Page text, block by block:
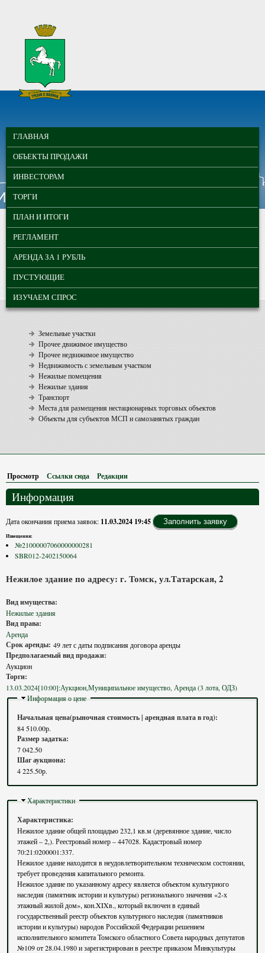
МУНИЦИПАЛЬНЫЕ
ТОРГИ ГОРОДА
ТОМСКА
ГЛАВНОЕ МЕНЮ
ГЛАВНАЯ
ОБЪЕКТЫ ПРОДАЖИ
ИНВЕСТОРАМ
ТОРГИ
ПЛАН И ИТОГИ
РЕГЛАМЕНТ
АРЕНДА ЗА 1 РУБЛЬ
ПУСТУЮЩИЕ
ИЗУЧАЕМ СПРОС
Земельные участки
Прочее движимое имущество
Прочее недвижимое имущество
Недвижимость с земельным участком
Нежилые помещения
Нежилые здания
Транспорт
Места для размещения нестационарных торговых объектов
Объекты для субъектов МСП и самозанятых граждан
Просмотр (активная вкладка)
Ссылки сюда Редакции
Информация
Дата окончания приема заявок: 11.03.2024 19:45 Заполнить заявку
Извещения:
№21000007060000000281
SBR012-2402150064
Нежилое здание по адресу: г. Томск, ул.Татарская, 2
Вид имущества:
Нежилые здания
Вид права:
Аренда
Срок аренды: 49 лет с даты подписания договора аренды
Предполагаемый вид продажи:
Аукцион
Торги:
13.03.2024[10:00]:Аукцион,Муниципальное имущество, Аренда (3 лота, ОДЗ)
Скрыть
Информация о цене
Начальная цена(рыночная стоимость | арендная плата в год):
84 510.00р.
Размер задатка:
7 042.50
Шаг аукциона:
4 225.50р.
Скрыть
Характеристики
Характеристика:
Нежилое здание общей площадью 232,1 кв.м (деревянное здание, число
этажей – 2,). Реестровый номер – 447028. Кадастровый номер
70:21:0200001:337.
Нежилое здание находится в неудовлетворительном техническом состоянии,
требует проведения капитального ремонта.
Нежилое здание по указанному адресу является объектом культурного
наследия (памятник истории и культуры) регионального значения «2-х
этажный жилой дом», кон.XIXв., который включен в единый
государственный реестр объектов культурного наследия (памятников
истории и культуры) народов Российской Федерации решением
исполнительного комитета Томского областного Совета народных депутатов
№109 от 28.04.1980 и зарегистрирован в реестре приказом Минкультуры